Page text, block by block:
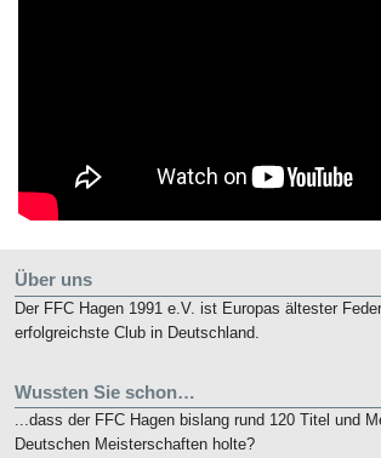
Über uns
Der FFC Hagen 1991 e.V. ist Europas ältester
erfolgreichste Club in Deutschland.
Wussten Sie schon…
...dass der FFC Hagen bislang rund 120 Titel und
Deutschen Meisterschaften holte?